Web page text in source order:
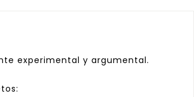
experimental y argumental.